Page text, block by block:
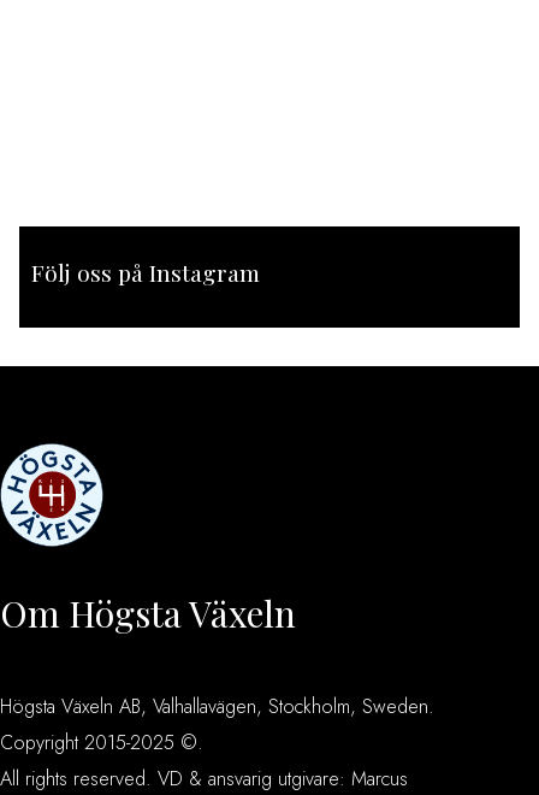
Följ oss på Instagram
Om Högsta Växeln
Högsta Växeln AB, Valhallavägen, Stockholm, Sweden.
Copyright 2015-2025 ©.
All rights reserved. VD & ansvarig utgivare: Marcus